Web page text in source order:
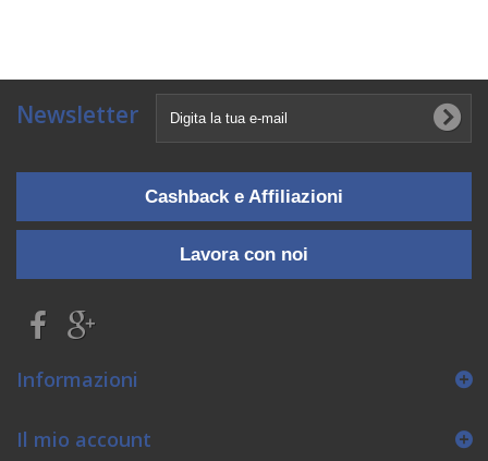
Newsletter
Cashback e Affiliazioni
Lavora con noi
Informazioni
Il mio account